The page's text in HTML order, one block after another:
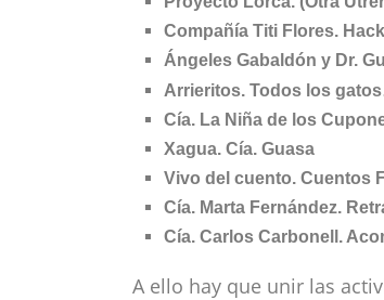
Compañía Titi Flores.
Ángeles Gabaldón y Dr.
Arrieritos. Todos los
Cía. La Niña de los
Xagua. Cía. Guasa
Vivo del cuento. Cuentos
Cía. Marta Fernández.
Cía. Carlos Carbonell.
A ello hay que unir las